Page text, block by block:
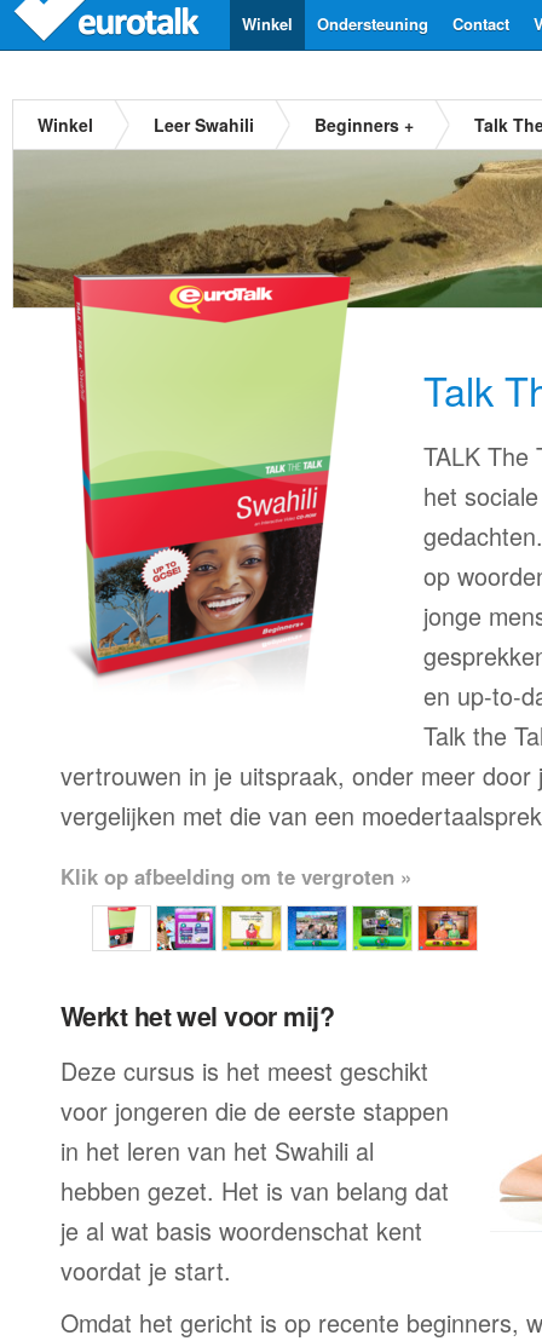
Contact
Ondersteuning
Winkel
Winkel Leer Swahili Beginners + Talk
Talk
TALK The
het
op
jonge
en up-to-
Talk the
vertrouwen in je uitspraak, onder meer
vergelijken met die van een
Klik op afbeelding om te vergroten »
Werkt het wel voor mij?
Deze cursus is het meest geschikt
voor jongeren die de eerste stappen
in het leren van het Swahili al
hebben gezet. Het is van belang dat
je al wat basis woordenschat kent
voordat je start.
Omdat het gericht is op recente beginners,